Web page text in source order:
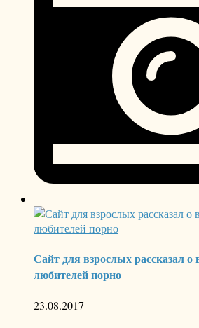
Сайт для взрослых рассказал
любителей порно
23.08.2017